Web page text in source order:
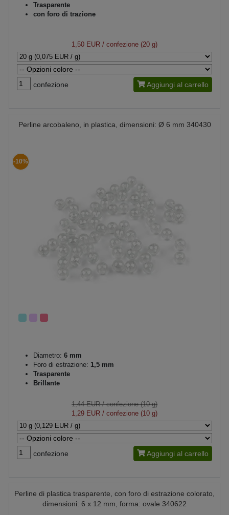
Trasparente
con foro di trazione
1,50 EUR / confezione (20 g)
confezione Aggiungi al carrello
Perline arcobaleno, in plastica, dimensioni: Ø 6 mm 340430
-10%
Diametro: 6 mm
Foro di estrazione: 1,5 mm
Trasparente
Brillante
1,44 EUR/ confezione (10 g)
1,29 EUR / confezione (10 g)
confezione Aggiungi al carrello
Perline di plastica trasparente, con foro di estrazione colorato,
dimensioni: 6 x 12 mm, forma: ovale 340622